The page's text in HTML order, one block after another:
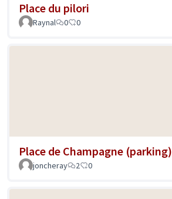
Place du pilori
Raynal 0 0
Place de Champagne (parking)
joncheray 2 0